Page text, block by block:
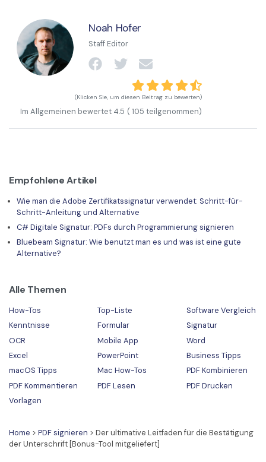
Noah Hofer
Staff Editor
(Klicken Sie, um diesen Beitrag zu bewerten)
Im Allgemeinen bewertet 4.5 ( 105 teilgenommen)
Empfohlene Artikel
Wie man die Adobe Zertifikatssignatur verwendet: Schritt-für-
Schritt-Anleitung und Alternative
C# Digitale Signatur: PDFs durch Programmierung signieren
Bluebeam Signatur: Wie benutzt man es und was ist eine gute
Alternative?
Alle Themen
How-Tos Top-Liste
Software Vergleich
Kenntnisse
Formular
Signatur
OCR
Mobile App
Word
Excel
PowerPoint
Business Tipps
macOS Tipps
Mac How-Tos
PDF Kombinieren
PDF Kommentieren
PDF Lesen
PDF Drucken
Vorlagen
Home > PDF signieren > Der ultimative Leitfaden für die Bestätigung
der Unterschrift [Bonus-Tool mitgeliefert]